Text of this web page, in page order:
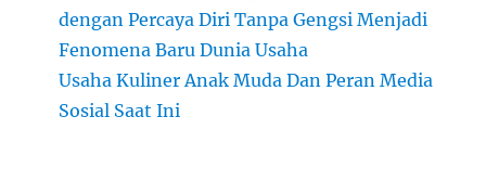
dengan Percaya Diri Tanpa Gengsi Menjadi
Fenomena Baru Dunia Usaha
Usaha Kuliner Anak Muda Dan Peran Media
Sosial Saat Ini